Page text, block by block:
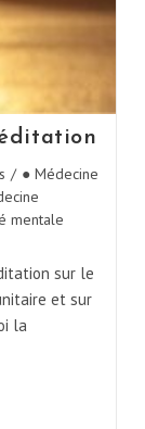
/ ● Médecine
mentale
sur le
et sur
la